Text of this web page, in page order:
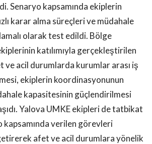
Senaryo kapsamında ekiplerin
karar alma süreçleri ve müdahale
olarak test edildi. Bölge
katılımıyla gerçekleştirilen
ve acil durumlarda kurumlar arası iş
ekiplerin koordinasyonunun
kapasitesinin güçlendirilmesi
Yalova UMKE ekipleri de tatbikat
kapsamında verilen görevleri
afet ve acil durumlara yönelik